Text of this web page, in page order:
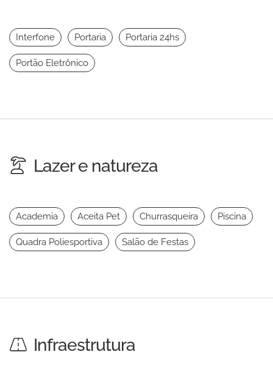
Interfone Portaria Portaria 24hs
Portão Eletrônico
Lazer e natureza
Academia Aceita Pet Churrasqueira Piscina
Quadra Poliesportiva Salão de Festas
Infraestrutura